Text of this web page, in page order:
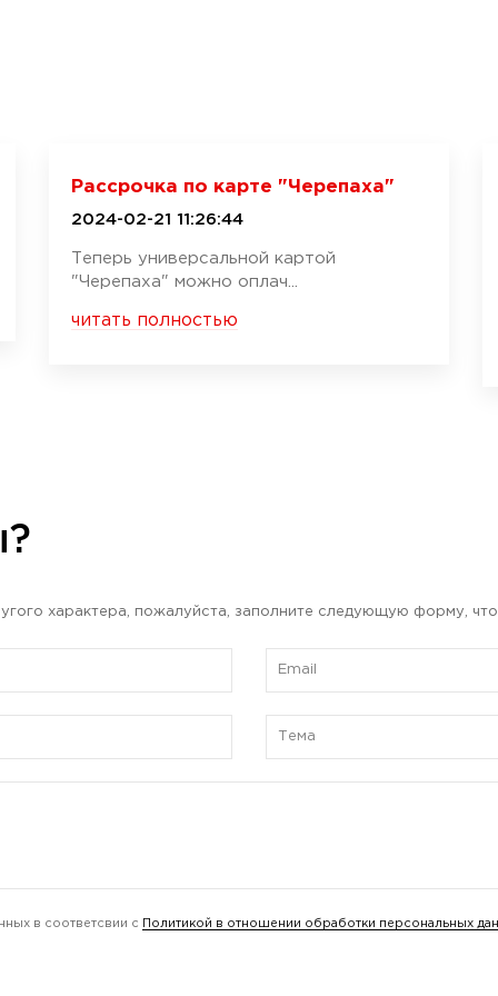
Рассрочка по карте "Черепаха"
2024-02-21 11:26:44
Теперь универсальной картой
"Черепаха" можно оплач...
читать полностью
характера, пожалуйста, заполните следующую форму,
в соответсвии с Политикой в отношении обработки персональных